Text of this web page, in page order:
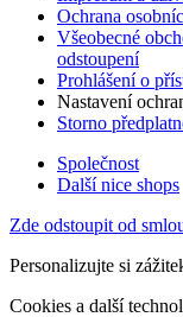
Ochrana
Všeobecné
odstoupení
Prohlášení o
Nastavení
Storno
Společnost
Další nice shops
Zde odstoupit od
Personalizujte si
Cookies a další